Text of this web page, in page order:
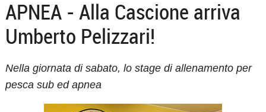
APNEA - Alla Cascione arriva
Umberto Pelizzari!
Nella giornata di sabato, lo stage di allenamento per
pesca sub ed apnea